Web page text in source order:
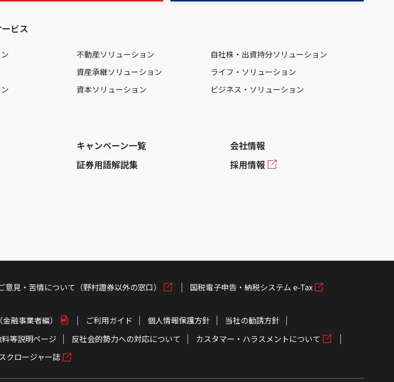
ビス
不動産ソリューション
自社株・出資持分ソリューション
資産承継ソリューション
ライフ・ソリューション
資本ソリューション
ビジネス・ソリューション
キャンペーン一覧
証券用語解説集
会社情報
採用情報
意見・苦情について（野村證券以外の窓口） 国税電子申告・納税システム e-Tax
融事業者編） ご利用ガイド 個人情報保護方針
当社の勧誘方針
等説明ページ 反社会的勢力への対応について
カスタマー・ハラスメントについて
クロージャー誌